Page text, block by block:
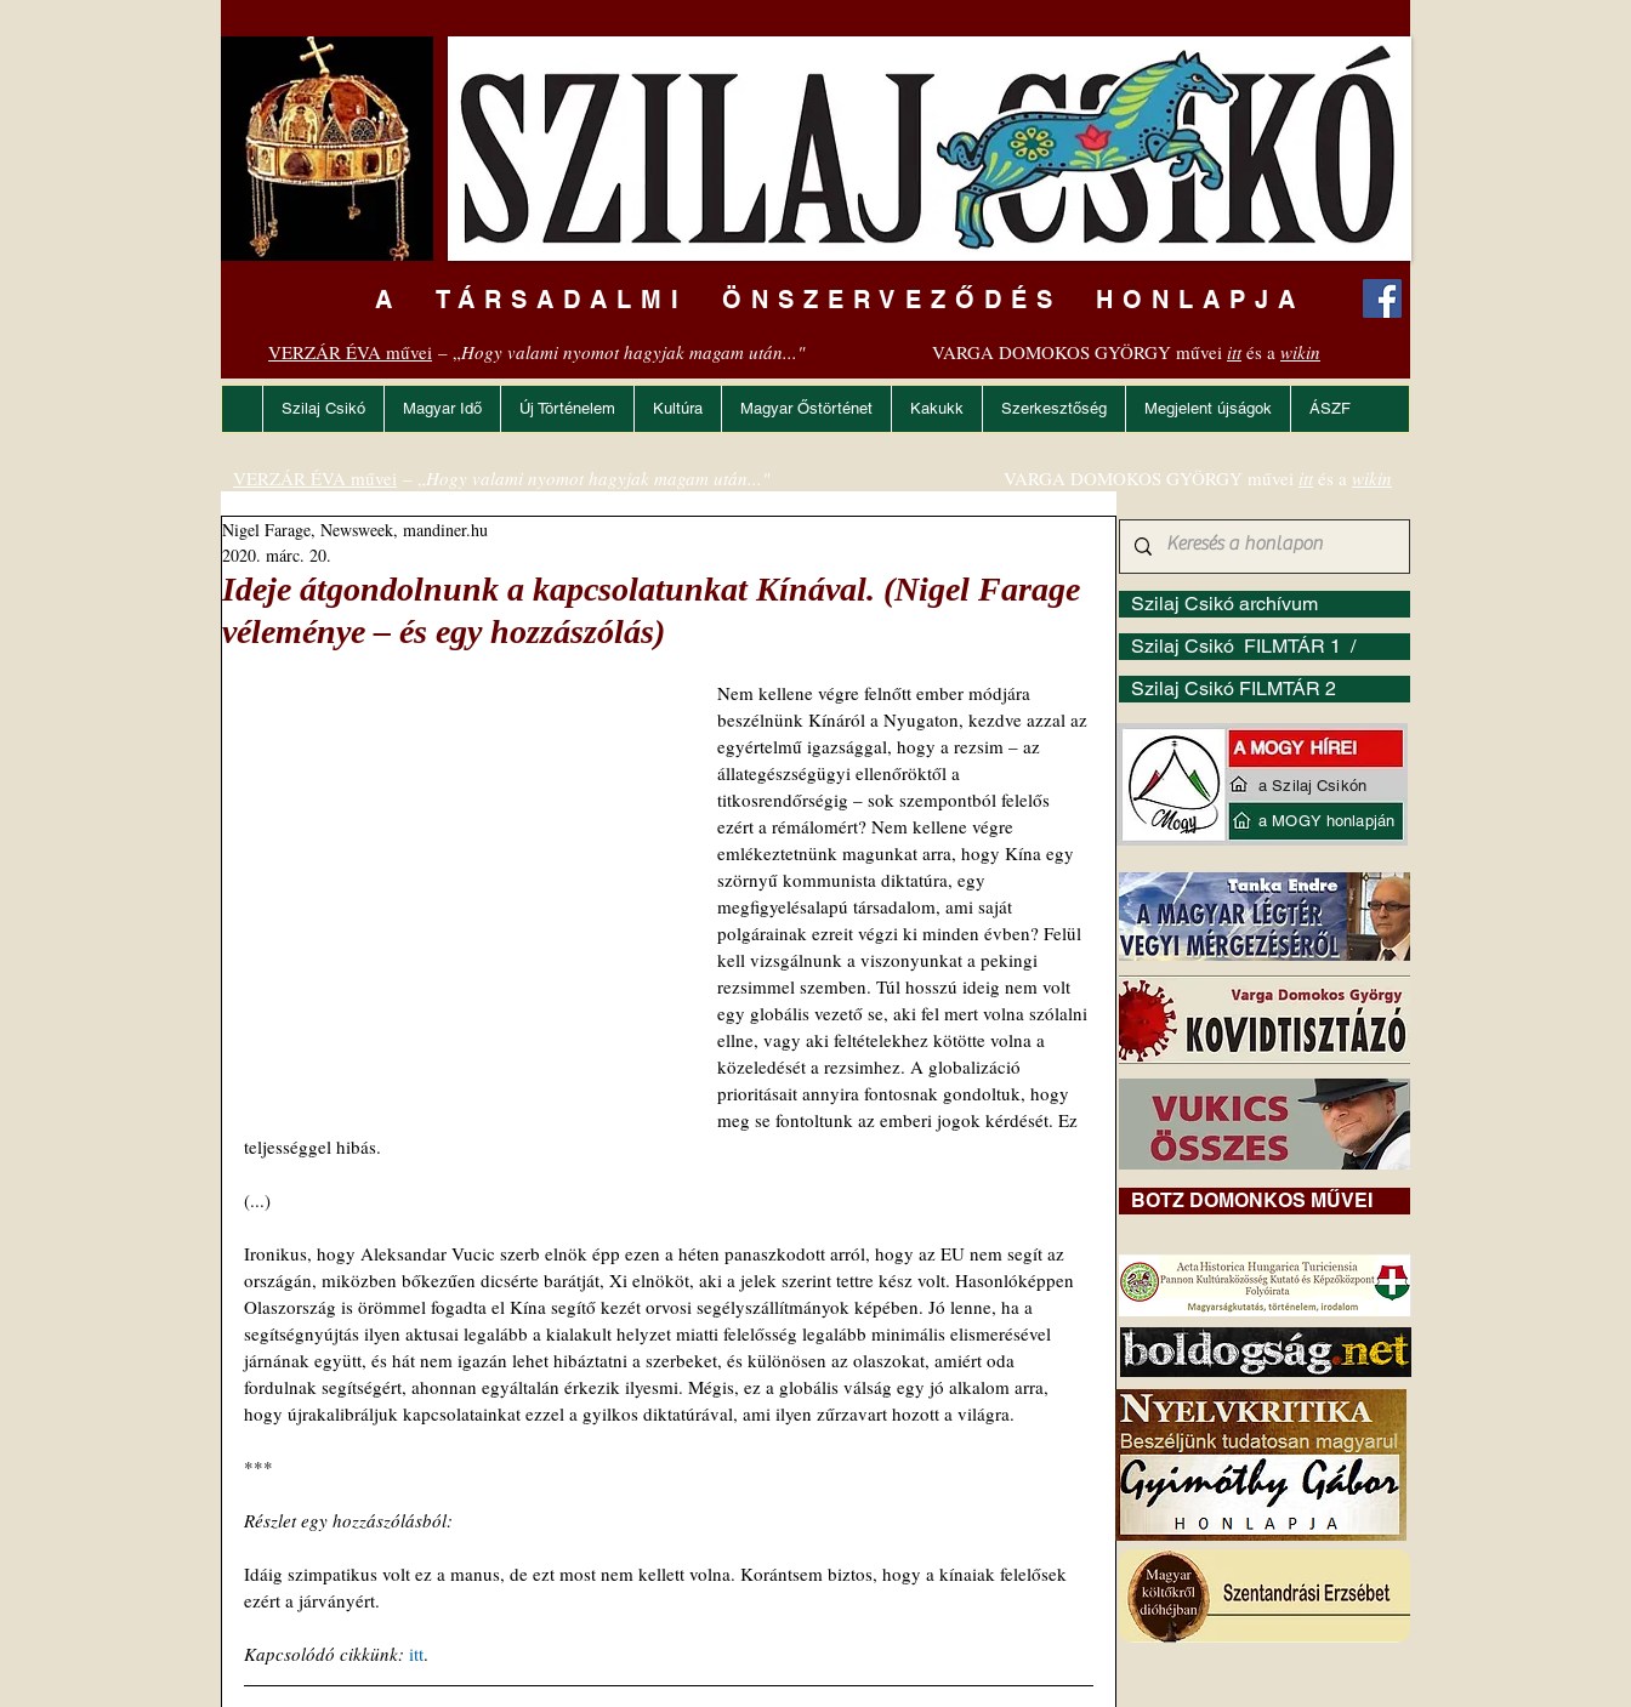
A TÁRSADALMI ÖNSZERVEZŐDÉS HONLAPJA
VERZÁR ÉVA művei – „Hogy valami nyomot hagyjak magam után..." VARGA DOMOKOS GYÖRGY művei ittés a wikin
Szilaj Csikó Magyar Idő Új Történelem Kultúra Magyar Őstörténet Kakukk Szerkesztőség Megjelent újságok ÁSZF
Ideje átgondolnunk a kapcsolatunkat Kínával. (Nigel Farage
véleménye – és egy hozzászólás)
Nigel Farage, Newsweek, mandiner.hu
2020. márc. 20.
Nem kellene végre felnőtt ember módjára
beszélnünk Kínáról a Nyugaton, kezdve azzal az
egyértelmű igazsággal, hogy a rezsim – az
állategészségügyi ellenőröktől a
titkosrendőrségig – sok szempontból felelős
ezért a rémálomért? Nem kellene végre
emlékeztetnünk magunkat arra, hogy Kína egy
szörnyű kommunista diktatúra, egy
megfigyelésalapú társadalom, ami saját
polgárainak ezreit végzi ki minden évben? Felül
kell vizsgálnunk a viszonyunkat a pekingi
rezsimmel szemben. Túl hosszú ideig nem volt
egy globális vezető se, aki fel mert volna szólalni
ellne, vagy aki feltételekhez kötötte volna a
közeledését a rezsimhez. A globalizáció
prioritásait annyira fontosnak gondoltuk, hogy
meg se fontoltunk az emberi jogok kérdését. Ez
teljességgel hibás.
(...)
Ironikus, hogy Aleksandar Vucic szerb elnök épp ezen a héten panaszkodott arról, hogy az EU nem segít az
országán, miközben bőkezűen dicsérte barátját, Xi elnököt, aki a jelek szerint tettre kész volt. Hasonlóképpen
Olaszország is örömmel fogadta el Kína segítő kezét orvosi segélyszállítmányok képében. Jó lenne, ha a
segítségnyújtás ilyen aktusai legalább a kialakult helyzet miatti felelősség legalább minimális elismerésével
járnának együtt, és hát nem igazán lehet hibáztatni a szerbeket, és különösen az olaszokat, amiért oda
fordulnak segítségért, ahonnan egyáltalán érkezik ilyesmi. Mégis, ez a globális válság egy jó alkalom arra,
hogy újrakalibráljuk kapcsolatainkat ezzel a gyilkos diktatúrával, ami ilyen zűrzavart hozott a világra.
***
Részlet egy hozzászólásból:
Idáig szimpatikus volt ez a manus, de ezt most nem kellett volna. Korántsem biztos, hogy a kínaiak felelősek
ezért a járványért.
Kapcsolódó cikkünk: itt.
Szilaj Csikó archívum
Szilaj Csikó FILMTÁR 1 /
Szilaj Csikó FILMTÁR 2
VERZÁR ÉVA művei – „Hogy valami nyomot hagyjak magam után..." VARGA DOMOKOS GYÖRGY művei itt és a wikin
BOTZ DOMONKOS MŰVEI
a Szilaj Csikón
a MOGY honlapján